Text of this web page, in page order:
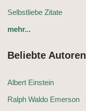
Selbstliebe Zitate
mehr...
Beliebte Autoren
Albert Einstein
Ralph Waldo Emerson